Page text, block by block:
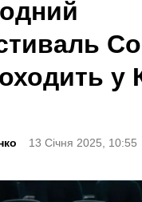
у
13 Січня 2025, 10:55